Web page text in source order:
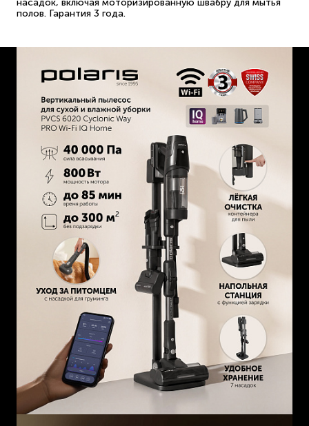
насадок, включая моторизированную швабру для мытья
полов. Гарантия 3 года.